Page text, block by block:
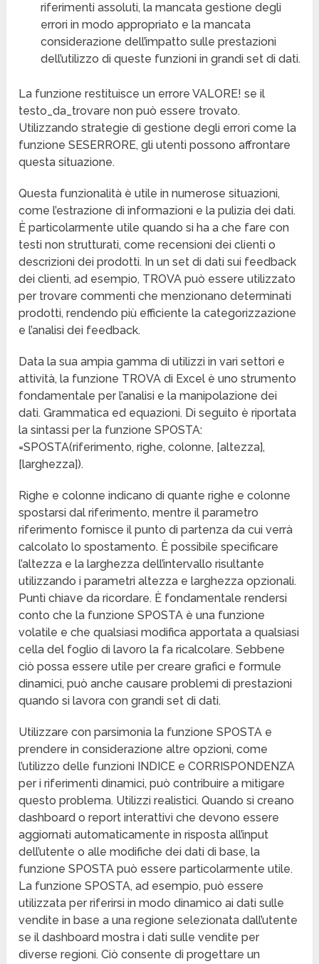
riferimenti assoluti, la mancata gestione degli
errori in modo appropriato e la mancata
considerazione dell’impatto sulle prestazioni
dell’utilizzo di queste funzioni in grandi set di dati.
La funzione restituisce un errore VALORE! se il
testo_da_trovare non può essere trovato.
Utilizzando strategie di gestione degli errori come la
funzione SESERRORE, gli utenti possono affrontare
questa situazione.
Questa funzionalità è utile in numerose situazioni,
come l’estrazione di informazioni e la pulizia dei dati.
È particolarmente utile quando si ha a che fare con
testi non strutturati, come recensioni dei clienti o
descrizioni dei prodotti. In un set di dati sui feedback
dei clienti, ad esempio, TROVA può essere utilizzato
per trovare commenti che menzionano determinati
prodotti, rendendo più efficiente la categorizzazione
e l’analisi dei feedback.
Data la sua ampia gamma di utilizzi in vari settori e
attività, la funzione TROVA di Excel è uno strumento
fondamentale per l’analisi e la manipolazione dei
dati. Grammatica ed equazioni. Di seguito è riportata
la sintassi per la funzione SPOSTA:
=SPOSTA(riferimento, righe, colonne, [altezza],
[larghezza]).
Righe e colonne indicano di quante righe e colonne
spostarsi dal riferimento, mentre il parametro
riferimento fornisce il punto di partenza da cui verrà
calcolato lo spostamento. È possibile specificare
l’altezza e la larghezza dell’intervallo risultante
utilizzando i parametri altezza e larghezza opzionali.
Punti chiave da ricordare. È fondamentale rendersi
conto che la funzione SPOSTA è una funzione
volatile e che qualsiasi modifica apportata a qualsiasi
cella del foglio di lavoro la fa ricalcolare. Sebbene
ciò possa essere utile per creare grafici e formule
dinamici, può anche causare problemi di prestazioni
quando si lavora con grandi set di dati.
Utilizzare con parsimonia la funzione SPOSTA e
prendere in considerazione altre opzioni, come
l’utilizzo delle funzioni INDICE e CORRISPONDENZA
per i riferimenti dinamici, può contribuire a mitigare
questo problema. Utilizzi realistici. Quando si creano
dashboard o report interattivi che devono essere
aggiornati automaticamente in risposta all’input
dell’utente o alle modifiche dei dati di base, la
funzione SPOSTA può essere particolarmente utile.
La funzione SPOSTA, ad esempio, può essere
utilizzata per riferirsi in modo dinamico ai dati sulle
vendite in base a una regione selezionata dall’utente
se il dashboard mostra i dati sulle vendite per
diverse regioni. Ciò consente di progettare un